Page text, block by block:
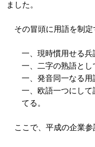
ました。
その冒頭に用語を制定
一、現時慣用せる兵
一、二字の熟語とし
一、発音同一なる用
一、欧語一つにし
てる。
ここで、平成の企業参